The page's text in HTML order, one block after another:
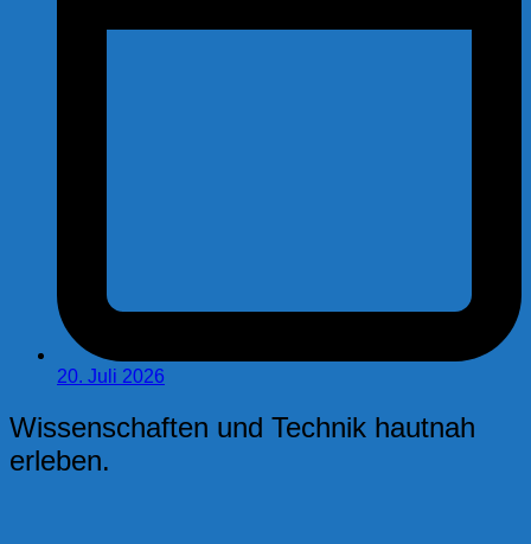
20. Juli 2026
Wissenschaften und Technik hautnah
erleben.